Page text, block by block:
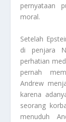
pernyataan
moral.
Setelah
di penjara
perhatian
pernah
Andrew
karena
seorang
menuduh